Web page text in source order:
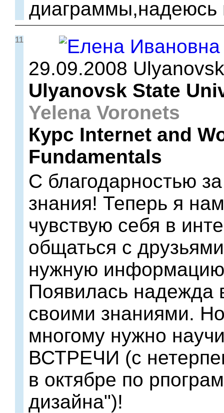
диаграммы,надеюсь
11
29.09.2008 Ulyanovsk
Ulyanovsk State
Yelena Voronets
Курс Internet and
Fundamentals
С благодарностью
знания! Теперь я
чувствую себя в
общаться с
нужную
Появилась надежда
своими знаниями.
многому нужно
ВСТРЕЧИ (с
в октябре по
дизайна")!